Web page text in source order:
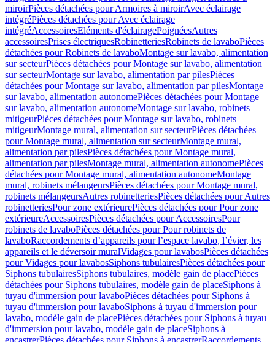
miroirPièces détachées pour Armoires à miroirAvec éclairage
intégréPièces détachées pour Avec éclairage
intégréAccessoiresEléments d'éclairagePoignéesAutres
accessoiresPrises électriquesRobinetteriesRobinets de lavaboPièces
détachées pour Robinets de lavaboMontage sur lavabo, alimentation
sur secteurPièces détachées pour Montage sur lavabo, alimentation
sur secteurMontage sur lavabo, alimentation par pilesPièces
détachées pour Montage sur lavabo, alimentation par pilesMontage
sur lavabo, alimentation autonomePièces détachées pour Montage
sur lavabo, alimentation autonomeMontage sur lavabo, robinets
mitigeurPièces détachées pour Montage sur lavabo, robinets
mitigeurMontage mural, alimentation sur secteurPièces détachées
pour Montage mural, alimentation sur secteurMontage mural,
alimentation par pilesPièces détachées pour Montage mural,
alimentation par pilesMontage mural, alimentation autonomePièces
détachées pour Montage mural, alimentation autonomeMontage
mural, robinets mélangeursPièces détachées pour Montage mural,
robinets mélangeursAutres robinetteriesPièces détachées pour Autres
robinetteriesPour zone extérieurePièces détachées pour Pour zone
extérieureAccessoiresPièces détachées pour AccessoiresPour
robinets de lavaboPièces détachées pour Pour robinets de
lavaboRaccordements d’appareils pour l’espace lavabo, l’évier, les
appareils et le déversoir muralVidages pour lavabosPièces détachées
pour Vidages pour lavabosSiphons tubulairesPièces détachées pour
Siphons tubulairesSiphons tubulaires, modèle gain de placePièces
détachées pour Siphons tubulaires, modèle gain de placeSiphons à
tuyau d'immersion pour lavaboPièces détachées pour Siphons à
tuyau d'immersion pour lavaboSiphons à tuyau d'immersion pour
lavabo, modèle gain de placePièces détachées pour Siphons à tuyau
d'immersion pour lavabo, modèle gain de placeSiphons à
encastrerPièces détachées pour Siphons à encastrerRaccordements